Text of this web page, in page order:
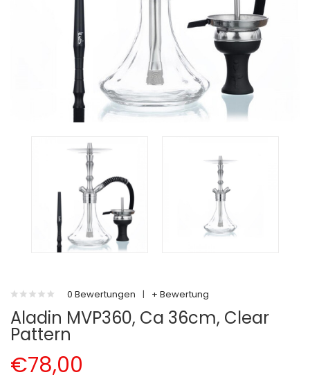
0 Bewertungen | + Bewertung
Aladin MVP360, Ca 36cm, Clear
Pattern
€78,00